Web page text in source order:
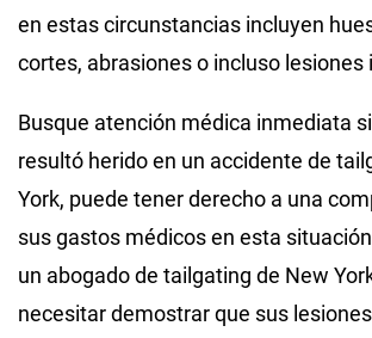
en estas circunstancias incluyen
cortes, abrasiones o incluso lesiones
Busque atención médica inmediata
resultó herido en un accidente de
York, puede tener derecho a una
sus gastos médicos en esta
un abogado de tailgating de New
necesitar demostrar que sus